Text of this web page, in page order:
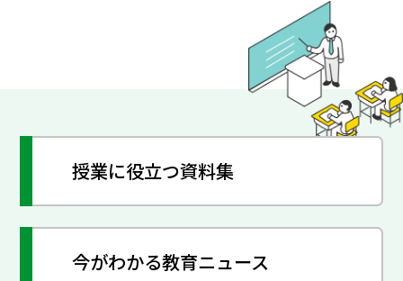
授業に役立つ資料集
今がわかる教育ニュース